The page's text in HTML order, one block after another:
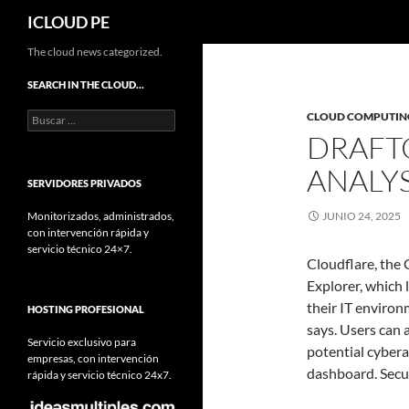
Saltar
contenido
ICLOUD PE
CLOUD
JUNIO 24, 2025
Cloudflare, the
Explorer, which
their IT
says. Users
potential
dashboard.
The cloud news categorized.
SEARCH IN THE CLOUD…
Buscar:
SERVIDORES PRIVADOS
Monitorizados, administrados,
con intervención rápida y
servicio técnico 24×7.
HOSTING PROFESIONAL
Servicio exclusivo para
empresas, con intervención
rápida y servicio técnico 24x7.